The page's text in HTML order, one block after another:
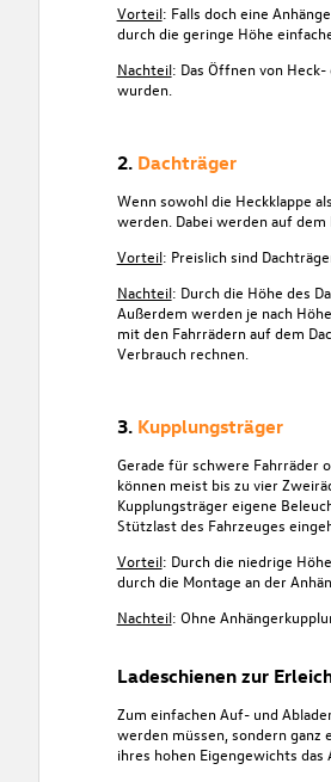
Vorteil: Falls doch eine
durch die geringe Höhe
Nachteil: Das Öffnen von
wurden.
2. Dachträger
Wenn sowohl die Heckklappe
werden. Dabei werden auf dem
Vorteil: Preislich sind
Nachteil: Durch die Höhe des
Außerdem werden je nach
mit den Fahrrädern auf dem
Verbrauch rechnen.
3. Kupplungsträger
Gerade für schwere Fahrräder
können meist bis zu vier
Kupplungsträger eigene
Stützlast des Fahrzeuges
Vorteil: Durch die niedrige
durch die Montage an der
Nachteil: Ohne
Ladeschienen zur
Zum einfachen Auf- und
werden müssen, sondern ganz
ihres hohen Eigengewichts